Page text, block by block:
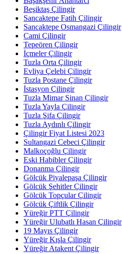
Beşiktaş Çilingir
Sancaktepe Fatih Çilingir
Sancaktepe Osmangazi Çilingir
Cami Çilingir
Tepeören Çilingir
İçmeler Çilingir
Tuzla Orta Çilingir
Evliya Çelebi Çilingir
Tuzla Postane Çilingir
İstasyon Çilingir
Tuzla Mimar Sinan Çilingir
Tuzla Yayla Çilingir
Tuzla Şifa Çilingir
Tuzla Aydınlı Çilingir
Çilingir Fiyat Listesi 2023
Sultangazi Cebeci Çilingir
Malkoçoğlu Çilingir
Eski Habibler Çilingir
Donanma Çilingir
Gölcük Piyalepaşa Çilingir
Gölcük Şehitler Çilingir
Gölcük Topçular Çilingir
Gölcük Çiftlik Çilingir
Yüreğir PTT Çilingir
Yüreğir Ulubatlı Hasan Çilingir
19 Mayıs Çilingir
Yüreğir Kışla Çilingir
Yüreğir Atakent Çilingir